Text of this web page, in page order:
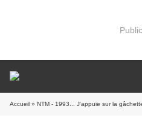
Accueil » NTM - 1993... J'appuie sur la